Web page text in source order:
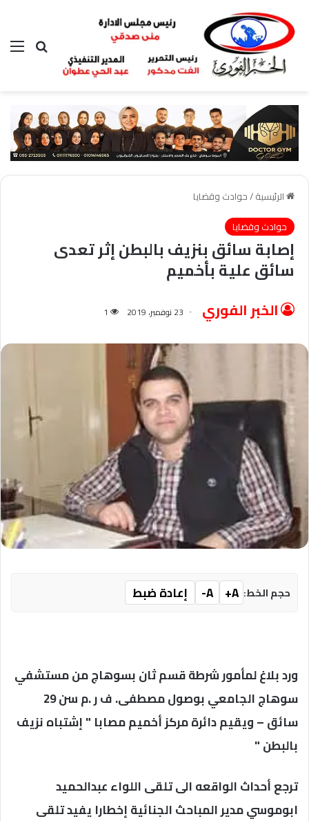
بحث عن
الرئيسية/حوادث وقضايا
حوادث وقضايا
إصابة سائق بنزيف بالبطن إثر تعدى
سائق علية بأخميم
الخبر الفوري 23 نوفمبر، 2019 1
حجم الخط: A+
A- إعادة ضبط
ورد بلاغ لمأمور شرطة قسم ثان بسوهاج من مستشفي
سوهاج الجامعي بوصول مصطفى. ف ر .م سن 29
سائق – ويقيم دائرة مركز أخميم مصابا " إشتباه نزيف
بالبطن "
ترجع أحداث الواقعه الى تلقى اللواء عبدالحميد
ابوموسي مدير المباحث الجنائية إخطارا يفيد تلقى